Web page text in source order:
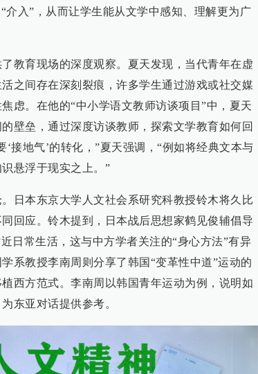
介入”，从而让学生能从文学中感知、理解更为广
教育现场的深度观察。夏天发现，当代青年在虚
之间存在深刻裂痕，许多学生通过游戏或社交媒
虑。在他的“中小学语文教师访谈项目”中，夏天
壁垒，通过深度访谈教师，探索文学教育如何回
接地气’的转化，”夏天强调，“例如将经典文本与
悬浮于现实之上。”
日本东京大学人文社会系研究科教授铃木将久比
回应。铃木提到，日本战后思想家鹤见俊辅倡导
日常生活，这与中方学者关注的“身心方法”有异
系教授李南周则分享了韩国“变革性中道”运动的
西方范式。李南周以韩国青年运动为例，说明如
东亚对话提供参考。